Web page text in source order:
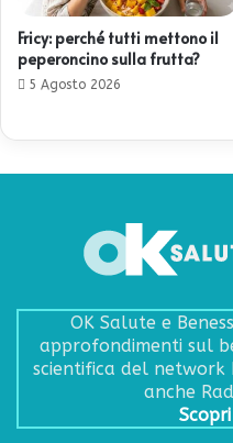
Fricy: perché tutti mettono il
peperoncino sulla frutta?
5 Agosto 2026
OK Salute e
approfondimenti sul
scientifica del network
anche